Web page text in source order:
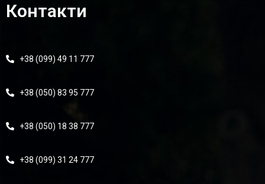
Контакти
+38 (099) 49 11 777
+38 (050) 83 95 777
+38 (050) 18 38 777
+38 (099) 31 24 777